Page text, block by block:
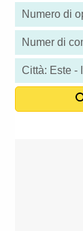
Numero di
Numer di
Città: Este -